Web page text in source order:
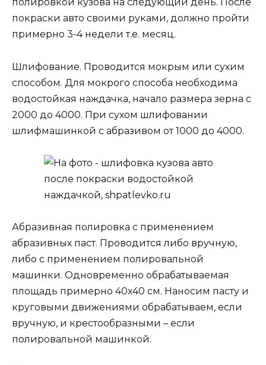
полировкой кузова на следующий день. После
покраски авто своими руками, должно пройти
примерно 3-4 недели т.е. месяц.
Шлифование. Проводится мокрым или сухим
способом. Для мокрого способа необходима
водостойкая наждачка, начало размера зерна с
2000 до 4000. При сухом шлифовании
шлифмашинкой с абразивом от 1000 до 4000.
Абразивная полировка с применением
абразивных паст. Проводится либо вручную,
либо с применением полировальной
машинки. Одновременно обрабатываемая
площадь примерно 40х40 см. Наносим пасту и
круговыми движениями обрабатываем, если
вручную, и крестообразными – если
полировальной машинкой.